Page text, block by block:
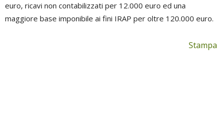
euro, ricavi non contabilizzati per 12.000 euro ed una
maggiore base imponibile ai fini IRAP per oltre 120.000 euro.
Stampa